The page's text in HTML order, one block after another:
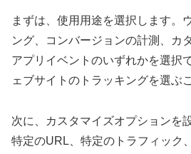
まずは、使用用途を選択します。
ング、コンバージョンの計測、カ
アプリイベントのいずれかを選択
ェブサイトのトラッキングを選ぶ
次に、カスタマイズオプションを
特定のURL、特定のトラフィック